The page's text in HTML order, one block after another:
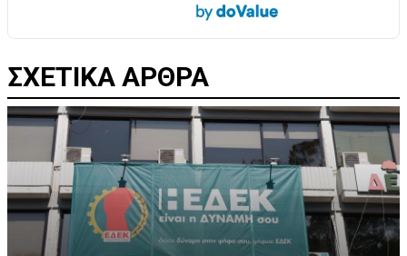
ΣΧΕΤΙΚΑ ΑΡΘΡΑ